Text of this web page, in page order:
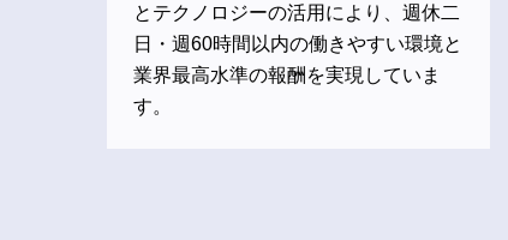
とテクノロジーの活用により、週休二
日・週60時間以内の働きやすい環境と
業界最高水準の報酬を実現していま
す。